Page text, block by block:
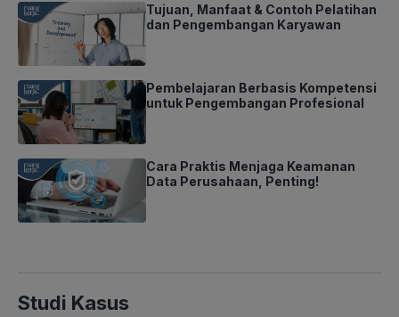
Tujuan, Manfaat & Contoh Pelatihan
dan Pengembangan Karyawan
Pembelajaran Berbasis Kompetensi
untuk Pengembangan Profesional
Cara Praktis Menjaga Keamanan
Data Perusahaan, Penting!
Studi Kasus